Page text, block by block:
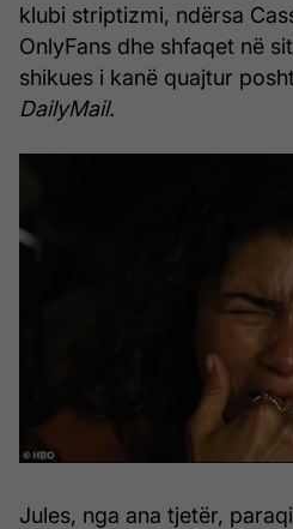
klubi striptizmi, ndërsa
OnlyFans dhe shfaqet në
shikues i kanë quajtur
DailyMail.
Jules, nga ana tjetër,